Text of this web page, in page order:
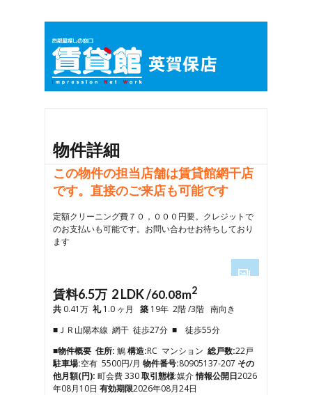
物件詳細
この物件の担当店舗は賃貸館網干店
です。直接のご来店も可能です
定額クリーニング費７０，０００円要。クレジットで
のお支払いも可能です。お問い合わせお待ちしており
ます
6
7
8
賃料6.5万 2 LDK /60.08m2
共 0.41万 礼1.0 ヶ月 築 19年 2階 /3階 南向き
■ＪＲ山陽本線 網干 徒歩27分 ■ 徒歩55分
■物件概要 住所: 鵤構造:RC マンション 総戸数:22戸
駐車場:空有 5500円/月 物件番号:80905137-207 その
他月額(円): 町会費 330取引態様:媒介情報公開日2026
年08月10日 有効期限2026年08月24日